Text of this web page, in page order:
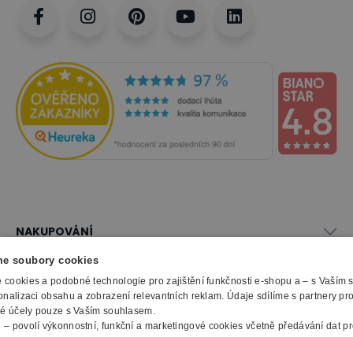
NAKUPOVÁNÍ
Vše o nákupu
Obchodní podmínky
Doprava a montáž
Možnosti platby
SLUŽBY
Naše katalogy
Reklamační formulář
O FIRMĚ
soubory cookies
cookies a podobné technologie pro zajištění funkčnosti e-shopu a – s Vaším
obsahu a zobrazení relevantních reklam. Údaje sdílíme s partnery
účely pouze s Vaším souhlasem.
– povolí výkonnostní, funkční a marketingové cookies včetně předávání dat